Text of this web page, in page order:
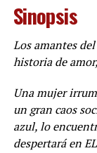
Sinopsis
Los amantes
historia de
Una mujer
un gran caos
azul, lo
despertará en